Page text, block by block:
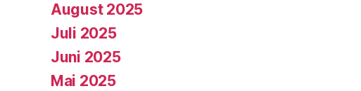
August 2025
Juli 2025
Juni 2025
Mai 2025